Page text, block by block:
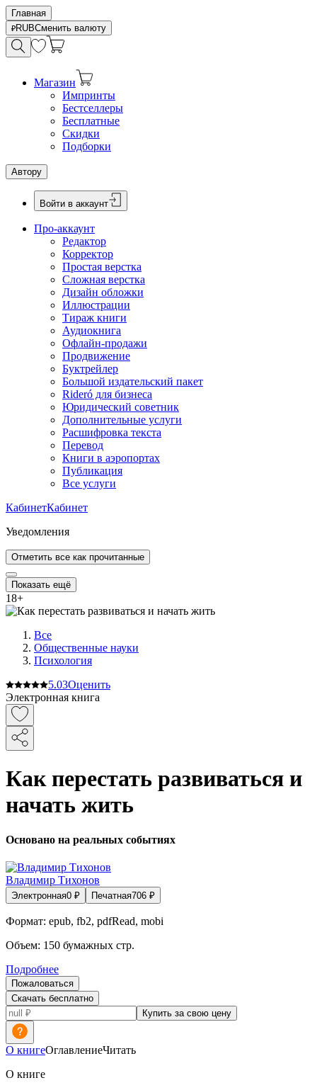
Главная
RUBСменить валюту
Магазин
Импринты
Бестселлеры
Бесплатные
Скидки
Подборки
Автору
Войти в аккаунт
Про-аккаунт
Редактор
Корректор
Простая верстка
Сложная верстка
Дизайн обложки
Иллюстрации
Тираж книги
Аудиокнига
Офлайн-продажи
Продвижение
Буктрейлер
Большой издательский пакет
Rideró для бизнеса
Юридический советник
Дополнительные услуги
Расшифровка текста
Перевод
Книги в аэропортах
Публикация
Все услуги
КабинетКабинет
Уведомления
Отметить все как прочитанные
Показать ещё
18+
Все
Общественные науки
Психология
5.03Оценить
Электронная книга
Как‌ ‌перестать‌ ‌развиваться‌ и‌
‌начать‌ ‌жить‌
Основано на реальных событиях
Владимир Тихонов
Электронная0 ₽ Печатная706 ₽
Формат: epub, fb2, pdfRead, mobi
Объем: 150 бумажных стр.
Подробнее
Пожаловаться
Скачать бесплатно
Купить за свою цену
О книгеОглавлениеЧитать
О книге